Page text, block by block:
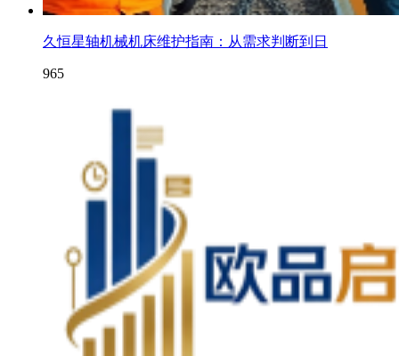
久恒星轴机械机床维护指南：从需求判断到日
965